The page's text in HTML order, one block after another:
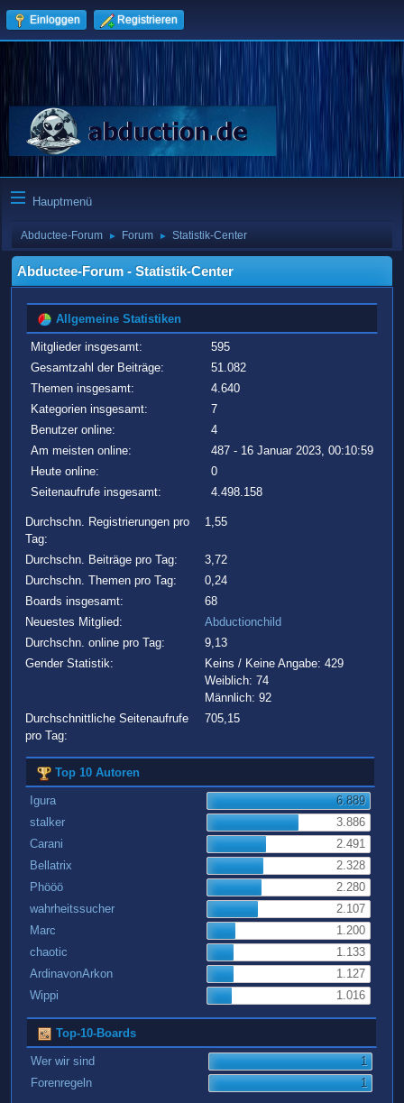
Einloggen Registrieren
Hauptmenü
Abductee-Forum ► Forum ► Statistik-Center
Abductee-Forum - Statistik-Center
Allgemeine Statistiken
Mitglieder insgesamt:
595
Gesamtzahl der Beiträge:
51.082
Themen insgesamt:
4.640
Kategorien insgesamt:
7
Benutzer online:
4
Am meisten online:
487 - 16 Januar 2023, 00:10:59
Heute online:
0
Seitenaufrufe insgesamt:
4.498.158
Durchschn. Registrierungen pro
Tag:
1,55
Durchschn. Beiträge pro Tag:
3,72
Durchschn. Themen pro Tag:
0,24
Boards insgesamt:
68
Neuestes Mitglied:
Abductionchild
Durchschn. online pro Tag:
9,13
Gender Statistik:
Keins / Keine Angabe: 429
Weiblich: 74
Männlich: 92
Durchschnittliche Seitenaufrufe
pro Tag:
705,15
Top 10 Autoren
Igura
6.889
stalker
3.886
Carani
2.491
Bellatrix
2.328
Phööö
2.280
wahrheitssucher
2.107
Marc
1.200
chaotic
1.133
ArdinavonArkon
1.127
Wippi
1.016
Top-10-Boards
Wer wir sind
1
Forenregeln
1